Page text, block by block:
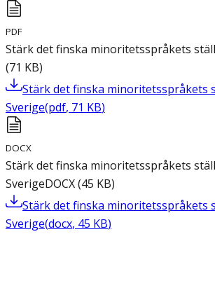
PDF
Stärk det finska minoritetsspråkets
(71 KB)
Stärk det finska minoritetsspråkets
Sverige(pdf, 71 KB)
DOCX
Stärk det finska minoritetsspråkets
SverigeDOCX(45 KB)
Stärk det finska minoritetsspråkets
Sverige(docx, 45 KB)